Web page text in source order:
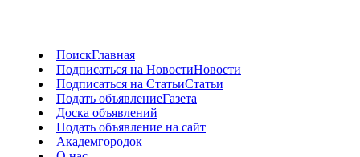
ПоискГлавная
Подписаться на НовостиНовости
Подписаться на СтатьиСтатьи
Подать объявлениеГазета
Доска объявлений
Подать объявление на сайт
Академгородок